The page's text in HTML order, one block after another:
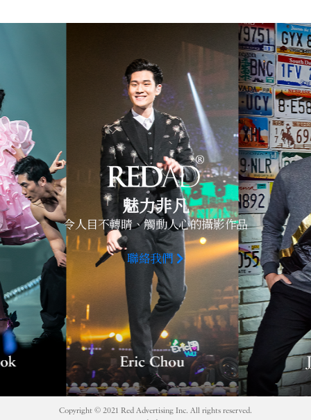
魅力非凡
令人目不轉睛、觸動人心的攝影作品
聯絡我們
Copyright © 2021 Red Advertising Inc. All rights reserved.